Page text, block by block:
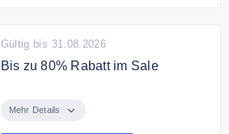
Gültig bis 31.08.2026
Bis zu 80% Rabatt im Sale
bis zu 80% auf ausgewählte Mode
Mehr Details